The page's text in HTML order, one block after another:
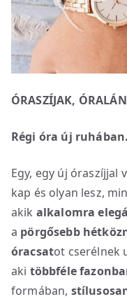
ÓRASZÍJAK,
Régi óra új ruhában.
Egy, egy új óraszíjjal
kap és olyan lesz,
akik alkalomra
a pörgősebb
óracsatot cserélnek
aki többféle
formában,